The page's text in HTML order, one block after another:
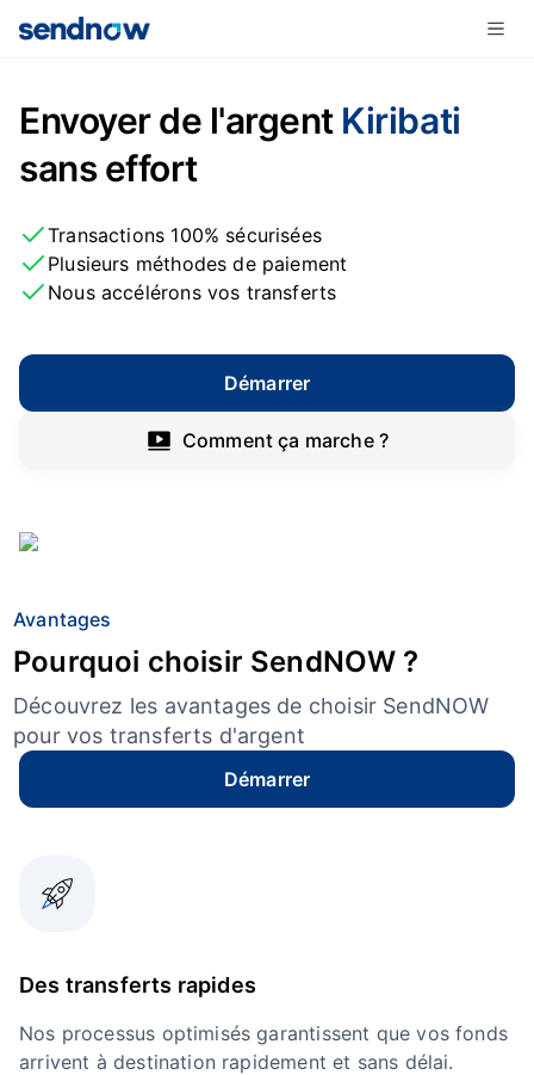
Envoyer de l'argent Kiribati
sans effort
Transactions 100% sécurisées
Plusieurs méthodes de paiement
Nous accélérons vos transferts
Démarrer
Comment ça marche ?
Avantages
Pourquoi choisir SendNOW ?
Découvrez les avantages de choisir SendNOW
pour vos transferts d'argent
Démarrer
Des transferts rapides
Nos processus optimisés garantissent que vos fonds
arrivent à destination rapidement et sans délai.